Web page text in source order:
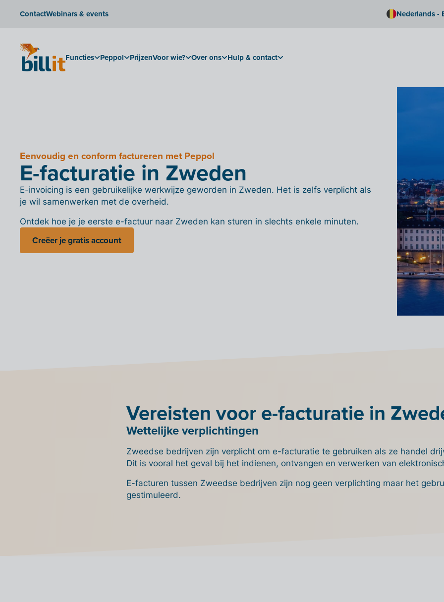
ContactWebinars & events Nederlands -
Functies Peppol PrijzenVoor wie? Over ons Hulp & contact
Eenvoudig en conform factureren met Peppol
E-facturatie in Zweden
E-invoicing is een gebruikelijke werkwijze geworden in Zweden. Het is zelfs verplicht als
je wil samenwerken met de overheid.
Ontdek hoe je je eerste e-factuur naar Zweden kan sturen in slechts enkele minuten.
Creëer je gratis account
Vereisten voor e-facturatie in
Wettelijke verplichtingen
Zweedse bedrijven zijn verplicht om e-facturatie te gebruiken als ze handel
Dit is vooral het geval bij het indienen, ontvangen en verwerken van
E-facturen tussen Zweedse bedrijven zijn nog geen verplichting maar het
gestimuleerd.